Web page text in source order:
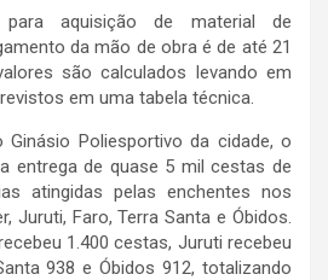
aquisição de material de
da mão de obra é de até 21
são calculados levando em
em uma tabela técnica.
Poliesportivo da cidade, o
entrega de quase 5 mil cestas de
atingidas pelas enchentes nos
Juruti, Faro, Terra Santa e Óbidos.
1.400 cestas, Juruti recebeu
938 e Óbidos 912, totalizando